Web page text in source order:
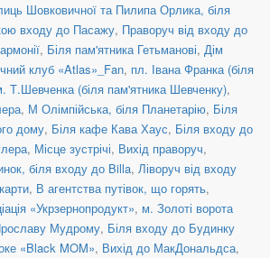
Шовковичної та Пилипа Орлика, біля
входу до Пасажу, Праворуч від входу до
, Біля пам'ятника Гетьманові, Дім
клуб «Atlas»_Fan, пл. Івана Франка (біля
Т.Шевченка (біля пам'ятника Шевченку),
, М Олімпійська, біля Планетарію, Біля
дому, Біля кафе Кава Хаус, Біля входу до
, Місце зустрічі, Вихід праворуч,
біля входу до Billa, Ліворуч від входу
, В агентства путівок, що горять,
«Укрзернопродукт», м. Золоті ворота
Мудрому, Біля входу до Будинку
«Black MOM», Вихід до МакДональдса,